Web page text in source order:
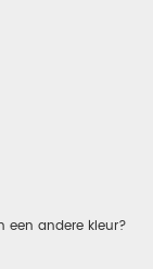
een andere kleur?